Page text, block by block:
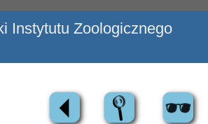
Instytutu Zoologicznego